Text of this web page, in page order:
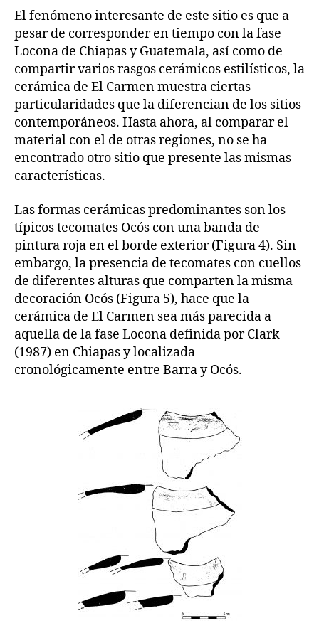
El fenómeno interesante de este sitio es que a
pesar de corresponder en tiempo con la fase
Locona de Chiapas y Guatemala, así como de
compartir varios rasgos cerámicos estilísticos, la
cerámica de El Carmen muestra ciertas
particularidades que la diferencian de los sitios
contemporáneos. Hasta ahora, al comparar el
material con el de otras regiones, no se ha
encontrado otro sitio que presente las mismas
características.
Las formas cerámicas predominantes son los
típicos tecomates Ocós con una banda de
pintura roja en el borde exterior (Figura 4). Sin
embargo, la presencia de tecomates con cuellos
de diferentes alturas que comparten la misma
decoración Ocós (Figura 5), hace que la
cerámica de El Carmen sea más parecida a
aquella de la fase Locona definida por Clark
(1987) en Chiapas y localizada
cronológicamente entre Barra y Ocós.